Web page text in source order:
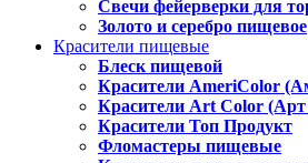
Свечи фейерверки для
Золото и серебро пищевое
Красители пищевые
Блеск пищевой
Красители AmeriColor
Красители Art Color
Красители Топ Продукт
Фломастеры пищевые